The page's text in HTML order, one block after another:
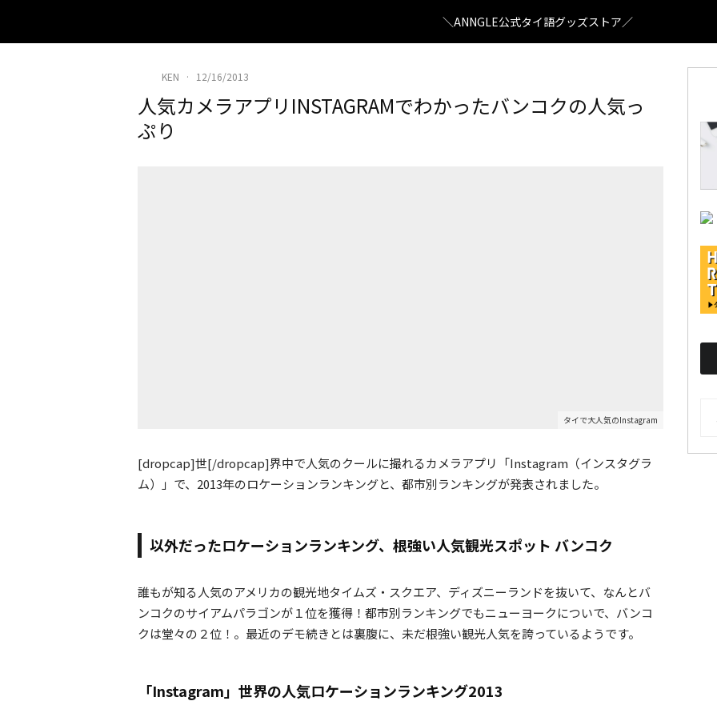
＼ANNGLE公式タイ語グッズストア／
KEN · 12/16/2013
人気カメラアプリINSTAGRAMでわかったバンコクの人気っ
ぷり
タイで大人気のInstagram
[dropcap]世[/dropcap]界中で人気のクールに撮れるカメラアプリ「Instagram（インスタグラ
ム）」で、2013年のロケーションランキングと、都市別ランキングが発表されました。
以外だったロケーションランキング、根強い人気観光スポット バンコク
誰もが知る人気のアメリカの観光地タイムズ・スクエア、ディズニーランドを抜いて、なんとバ
ンコクのサイアムパラゴンが１位を獲得！都市別ランキングでもニューヨークについで、バンコ
クは堂々の２位！。最近のデモ続きとは裏腹に、未だ根強い観光人気を誇っているようです。
「Instagram」世界の人気ロケーションランキング2013